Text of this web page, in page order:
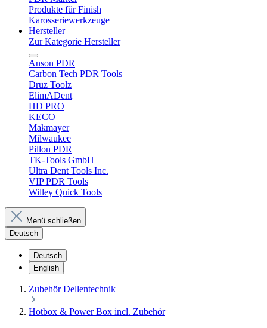
Produkte für Finish
Karosseriewerkzeuge
Hersteller
Zur Kategorie Hersteller
Anson PDR
Carbon Tech PDR Tools
Druz Toolz
ElimADent
HD PRO
KECO
Makmayer
Milwaukee
Pillon PDR
TK-Tools GmbH
Ultra Dent Tools Inc.
VIP PDR Tools
Willey Quick Tools
Menü schließen
Deutsch
Deutsch
English
Zubehör Dellentechnik
Hotbox & Power Box incl. Zubehör